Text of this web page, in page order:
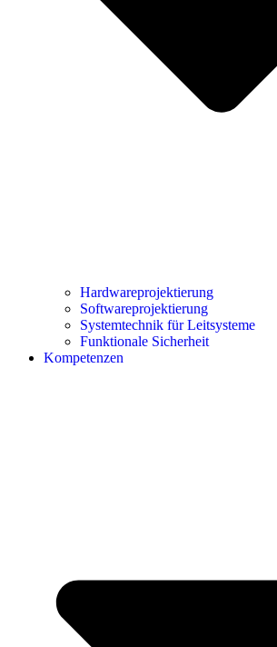
Hardwareprojektierung
Softwareprojektierung
Systemtechnik für Leitsysteme
Funktionale Sicherheit
Kompetenzen